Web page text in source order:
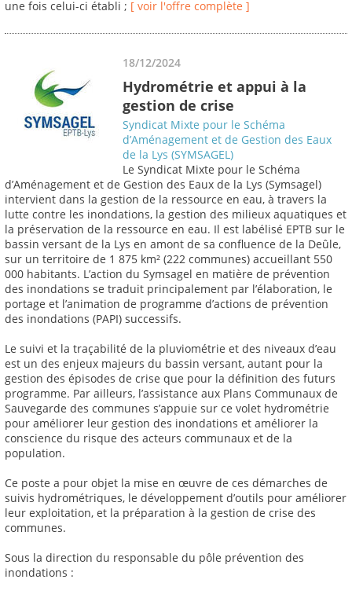
une fois celui-ci établi ; [ voir l'offre complète ]
18/12/2024
Hydrométrie et appui à la
gestion de crise
Syndicat Mixte pour le Schéma
d’Aménagement et de Gestion des Eaux
de la Lys (SYMSAGEL)
Le Syndicat Mixte pour le Schéma
d’Aménagement et de Gestion des Eaux de la Lys (Symsagel)
intervient dans la gestion de la ressource en eau, à travers la
lutte contre les inondations, la gestion des milieux aquatiques et
la préservation de la ressource en eau. Il est labélisé EPTB sur le
bassin versant de la Lys en amont de sa confluence de la Deûle,
sur un territoire de 1 875 km² (222 communes) accueillant 550
000 habitants. L’action du Symsagel en matière de prévention
des inondations se traduit principalement par l’élaboration, le
portage et l’animation de programme d’actions de prévention
des inondations (PAPI) successifs.
Le suivi et la traçabilité de la pluviométrie et des niveaux d’eau
est un des enjeux majeurs du bassin versant, autant pour la
gestion des épisodes de crise que pour la définition des futurs
programme. Par ailleurs, l’assistance aux Plans Communaux de
Sauvegarde des communes s’appuie sur ce volet hydrométrie
pour améliorer leur gestion des inondations et améliorer la
conscience du risque des acteurs communaux et de la
population.
Ce poste a pour objet la mise en œuvre de ces démarches de
suivis hydrométriques, le développement d’outils pour améliorer
leur exploitation, et la préparation à la gestion de crise des
communes.
Sous la direction du responsable du pôle prévention des
inondations :